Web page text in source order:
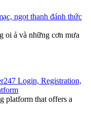
ngọt thanh đánh thức
oi ả và những cơn mưa
Login, Registration,
platform that offers a